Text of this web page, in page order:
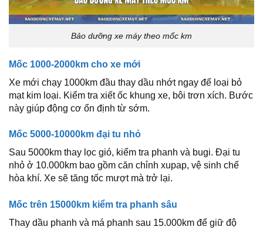
Bảo dưỡng xe máy theo mốc km
Mốc 1000-2000km cho xe mới
Xe mới chạy 1000km đầu thay dầu nhớt ngay để loại bỏ
mạt kim loại. Kiểm tra xiết ốc khung xe, bôi trơn xích. Bước
này giúp động cơ ổn định từ sớm.
Mốc 5000-10000km đại tu nhỏ
Sau 5000km thay lọc gió, kiểm tra phanh và bugi. Đại tu
nhỏ ở 10.000km bao gồm căn chỉnh xupap, vệ sinh chế
hòa khí. Xe sẽ tăng tốc mượt mà trở lại.
Mốc trên 15000km kiểm tra phanh sâu
Thay dầu phanh và má phanh sau 15.000km để giữ độ